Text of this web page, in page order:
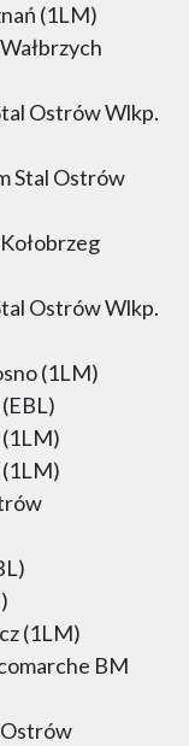
(1LM)
Ostrów Wlkp.
Stal Ostrów
Ostrów Wlkp.
(1LM)
(1LM)
(1LM)
(1LM)
BM